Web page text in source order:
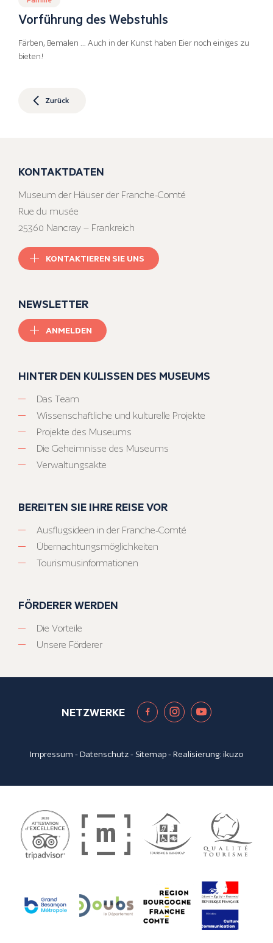
Vorführung des Webstuhls
Färben, Bemalen … Auch in der Kunst haben Eier noch einiges zu
bieten!
Zurück
KONTAKTDATEN
Museum der Häuser der Franche-Comté
Rue du musée
25360 Nancray – Frankreich
KONTAKTIEREN SIE UNS
NEWSLETTER
ANMELDEN
HINTER DEN KULISSEN DES MUSEUMS
Das Team
Wissenschaftliche und kulturelle Projekte
Projekte des Museums
Die Geheimnisse des Museums
Verwaltungsakte
BEREITEN SIE IHRE REISE VOR
Ausflugsideen in der Franche-Comté
Übernachtungsmöglichkeiten
Tourismusinformationen
FÖRDERER WERDEN
Die Vorteile
Unsere Förderer
NETZWERKE
Impressum -Datenschutz- Sitemap- Realisierung:ikuzo